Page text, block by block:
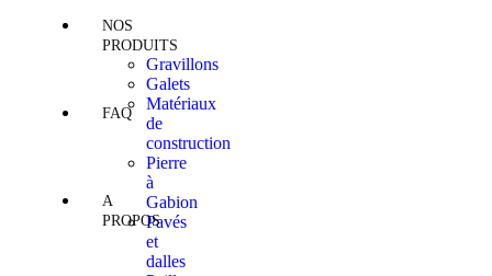
NOS
PRODUITS
Gravillons
Galets
Matériaux
de
construction
Pierre
à
Gabion
Pavés
et
dalles
FAQ
A
PROPOS